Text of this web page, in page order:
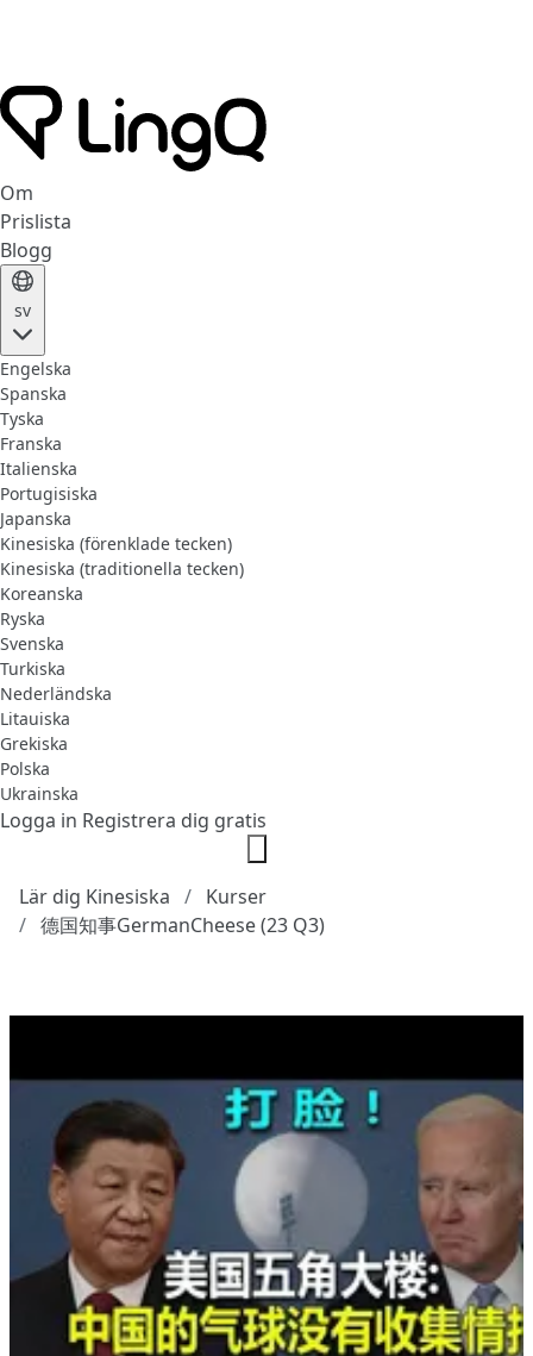
Om
Prislista
Blogg
sv
Engelska
Spanska
Tyska
Franska
Italienska
Portugisiska
Japanska
Kinesiska (förenklade tecken)
Kinesiska (traditionella tecken)
Koreanska
Ryska
Svenska
Turkiska
Nederländska
Litauiska
Grekiska
Polska
Ukrainska
Logga in Registrera dig gratis
Lär dig Kinesiska
Kurser
德国知事GermanCheese (23 Q3)